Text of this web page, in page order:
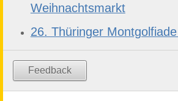
Weihnachtsmarkt
26. Thüringer
Feedback